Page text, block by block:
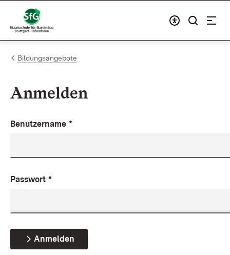
Zum Inhalt springen
Link zur Startseite
Bildungsangebote
Anmelden
Benutzername *
Passwort *
Anmelden